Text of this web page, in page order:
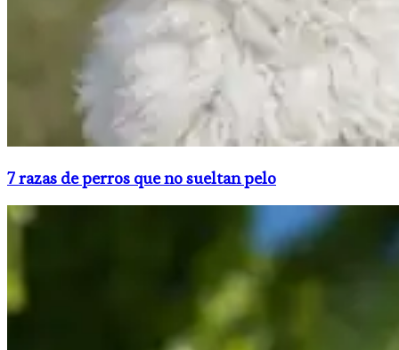
7 razas de perros que no sueltan pelo